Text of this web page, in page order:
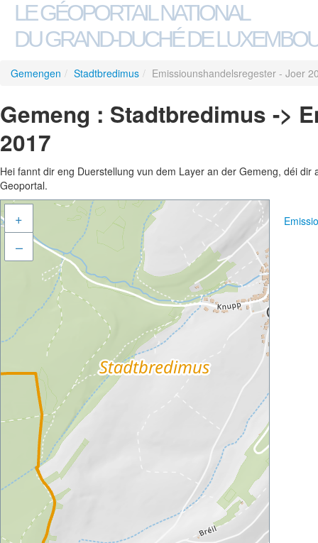
LE GÉOPORTAIL NATIONAL
DU GRAND-DUCHÉ DE
Gemengen / Stadtbredimus / Emissiounshandelsregester - Joer
Gemeng : Stadtbredimus ->
2017
Hei fannt dir eng Duerstellung vun dem Layer an der Gemeng, déi
Geoportal.
+
–